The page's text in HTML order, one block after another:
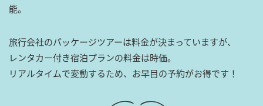
能。
旅行会社のパッケージツアーは料金が決まっていますが、
レンタカー付き宿泊プランの料金は時価。
リアルタイムで変動するため、お早目の予約がお得です！